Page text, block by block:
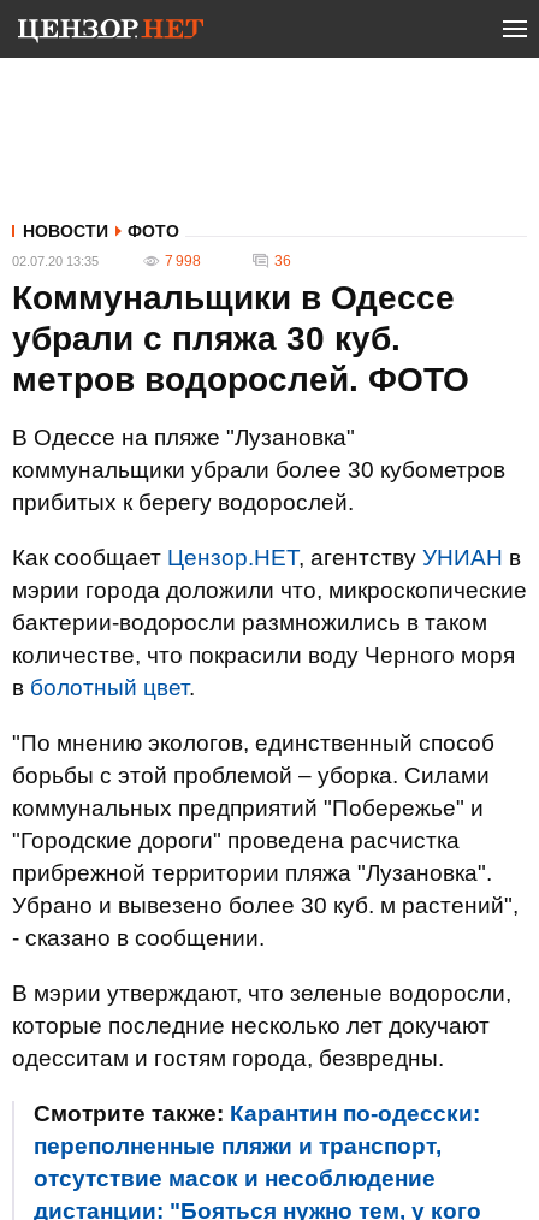
НОВОСТИ ФОТО
02.07.20 13:35 7 998 36
Коммунальщики в Одессе
убрали с пляжа 30 куб.
метров водорослей. ФОТО
В Одессе на пляже "Лузановка"
коммунальщики убрали более 30 кубометров
прибитых к берегу водорослей.
Как сообщает Цензор.НЕТ, агентству УНИАН в
мэрии города доложили что, микроскопические
бактерии-водоросли размножились в таком
количестве, что покрасили воду Черного моря
в болотный цвет.
"По мнению экологов, единственный способ
борьбы с этой проблемой – уборка. Силами
коммунальных предприятий "Побережье" и
"Городские дороги" проведена расчистка
прибрежной территории пляжа "Лузановка".
Убрано и вывезено более 30 куб. м растений",
- сказано в сообщении.
В мэрии утверждают, что зеленые водоросли,
которые последние несколько лет докучают
одесситам и гостям города, безвредны.
Смотрите также: Карантин по-одесски:
переполненные пляжи и транспорт,
отсутствие масок и несоблюдение
дистанции: "Бояться нужно тем, у кого